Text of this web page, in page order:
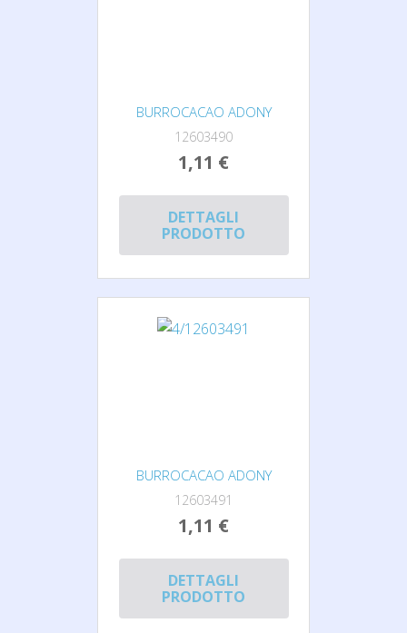
BURROCACAO ADONY
12603490
1,11 €
DETTAGLI
PRODOTTO
BURROCACAO ADONY
12603491
1,11 €
DETTAGLI
PRODOTTO